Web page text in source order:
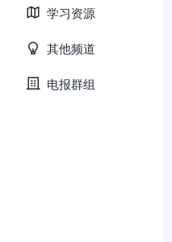
学习资源
其他频道
电报群组